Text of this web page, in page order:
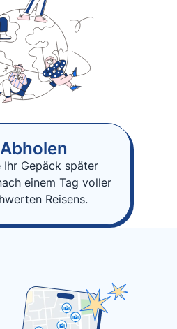
Ihr Gepäck später
einem Tag voller
Reisens.